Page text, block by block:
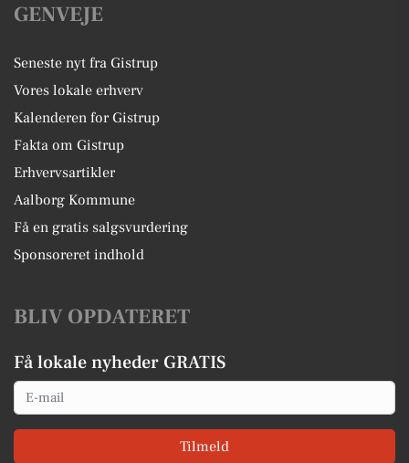
GENVEJE
Seneste nyt fra Gistrup
Vores lokale erhverv
Kalenderen for Gistrup
Fakta om Gistrup
Erhvervsartikler
Aalborg Kommune
Få en gratis salgsvurdering
Sponsoreret indhold
BLIV OPDATERET
Få lokale nyheder GRATIS
Email
Tilmeld